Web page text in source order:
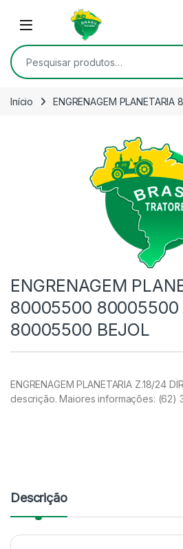
Skip to navigation
Open
Pesquisar por:
Início ENGRENAGEM
ENGRENAGEM
80005500 80005500
80005500 BEJOL
ENGRENAGEM PLANETARIA Z.18/24
descrição. Maiores informações: (62)
Descrição